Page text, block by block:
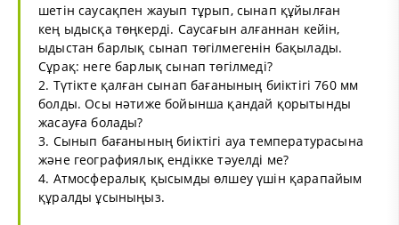
шетін саусақпен жауып тұрып, сынап құйылған
кең ыдысқа төңкерді. Саусағын алғаннан кейін,
ыдыстан барлық сынап төгілмегенін бақылады.
Сұрақ: неге барлық сынап төгілмеді?
2. Түтікте қалған сынап бағанының биіктігі 760 мм
болды. Осы нәтиже бойынша қандай қорытынды
жасауға болады?
3. Сынып бағанының биіктігі ауа температурасына
және географиялық ендікке тәуелді ме?
4. Атмосфералық қысымды өлшеу үшін қарапайым
құралды ұсыныңыз.